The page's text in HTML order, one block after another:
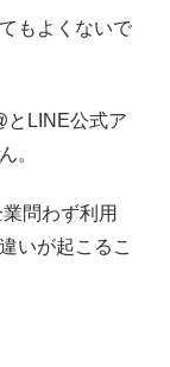
もよくないで
とLINE公式ア
。
問わず利用
いが起こるこ